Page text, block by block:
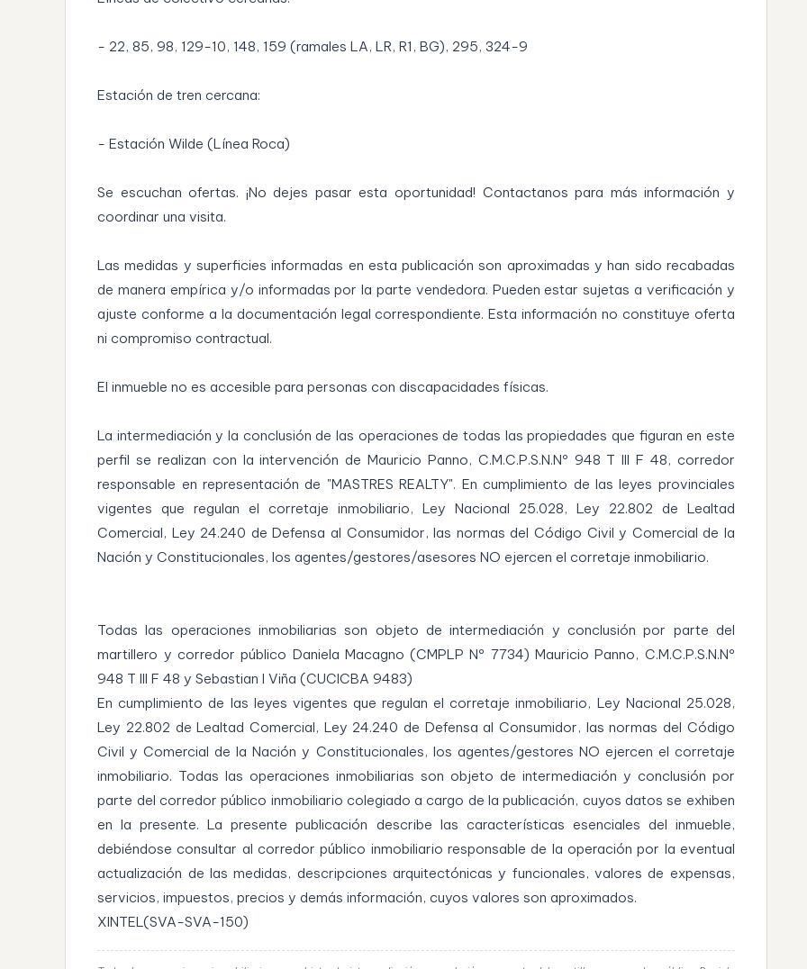
- 22, 85, 98, 129-10, 148, 159 (ramales LA, LR, R1, BG), 295, 324-9
Estación de tren cercana:
- Estación Wilde (Línea Roca)
Se escuchan ofertas. ¡No dejes pasar esta oportunidad! Contactanos para más información y
coordinar una visita.
Las medidas y superficies informadas en esta publicación son aproximadas y han sido recabadas
de manera empírica y/o informadas por la parte vendedora. Pueden estar sujetas a verificación y
ajuste conforme a la documentación legal correspondiente. Esta información no constituye oferta
ni compromiso contractual.
El inmueble no es accesible para personas con discapacidades físicas.
La intermediación y la conclusión de las operaciones de todas las propiedades que figuran en este
perfil se realizan con la intervención de Mauricio Panno, C.M.C.P.S.N.Nº 948 T III F 48, corredor
responsable en representación de "MASTRES REALTY". En cumplimiento de las leyes provinciales
vigentes que regulan el corretaje inmobiliario, Ley Nacional 25.028, Ley 22.802 de Lealtad
Comercial, Ley 24.240 de Defensa al Consumidor, las normas del Código Civil y Comercial de la
Nación y Constitucionales, los agentes/gestores/asesores NO ejercen el corretaje inmobiliario.
Todas las operaciones inmobiliarias son objeto de intermediación y conclusión por parte del
martillero y corredor público Daniela Macagno (CMPLP Nº 7734) Mauricio Panno, C.M.C.P.S.N.Nº
948 T III F 48 y Sebastian I Viña (CUCICBA 9483)
En cumplimiento de las leyes vigentes que regulan el corretaje inmobiliario, Ley Nacional 25.028,
Ley 22.802 de Lealtad Comercial, Ley 24.240 de Defensa al Consumidor, las normas del Código
Civil y Comercial de la Nación y Constitucionales, los agentes/gestores NO ejercen el corretaje
inmobiliario. Todas las operaciones inmobiliarias son objeto de intermediación y conclusión por
parte del corredor público inmobiliario colegiado a cargo de la publicación, cuyos datos se exhiben
en la presente. La presente publicación describe las características esenciales del inmueble,
debiéndose consultar al corredor público inmobiliario responsable de la operación por la eventual
actualización de las medidas, descripciones arquitectónicas y funcionales, valores de expensas,
servicios, impuestos, precios y demás información, cuyos valores son aproximados.
XINTEL(SVA-SVA-150)